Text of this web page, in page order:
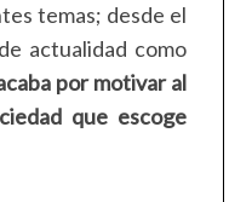
temas; desde el
actualidad como
por motivar al
que escoge